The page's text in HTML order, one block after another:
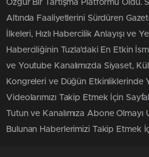
Özgür Bir Tartışma Platformu Oldu.
Altında Faaliyetlerini Sürdüren
İlkeleri, Hızlı Habercilik Anlayışı ve
Haberciliğinin Tuzla’daki En Etkin
ve Youtube Kanalımızda Siyaset,
Kongreleri ve Düğün Etkinliklerinde
Videolarımızı Takip Etmek İçin
Tutun ve Kanalımıza Abone Olmayı
Bulunan Haberlerimizi Takip Etmek